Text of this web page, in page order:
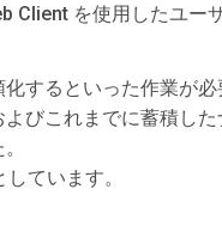
Client を使用したユー
するといった作業が必
びこれまでに蓄積した
ています。